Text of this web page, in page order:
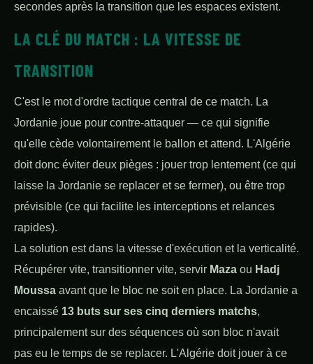
secondes après la transition que les espaces existent.
LA CLÉ DU MATCH : LA VITESSE DE
TRANSITION
C'est le mot d'ordre tactique central de ce match. La
Jordanie joue pour contre-attaquer — ce qui signifie
qu'elle cède volontairement le ballon et attend. L'Algérie
doit donc éviter deux pièges : jouer trop lentement (ce qui
laisse la Jordanie se replacer et se fermer), ou être trop
prévisible (ce qui facilite les interceptions et relances
rapides).
La solution est dans la vitesse d'exécution et la verticalité.
Récupérer vite, transitionner vite, servir Maza ou Hadj
Moussa avant que le bloc ne soit en place. La Jordanie a
encaissé 13 buts sur ses cinq derniers matchs,
principalement sur des séquences où son bloc n'avait
pas eu le temps de se replacer. L'Algérie doit jouer à ce